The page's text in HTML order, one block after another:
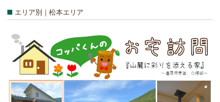
エリア別｜松本エリア